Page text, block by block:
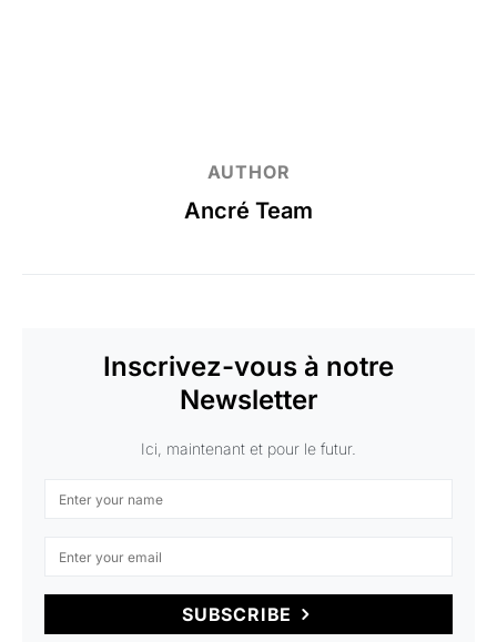
AUTHOR
Ancré Team
Inscrivez-vous à notre
Newsletter
Ici, maintenant et pour le futur.
SUBSCRIBE